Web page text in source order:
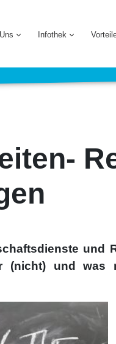
Infothek
und
(nicht) und was